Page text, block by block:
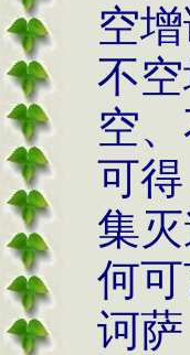
空
不
空
可
集
何
诃